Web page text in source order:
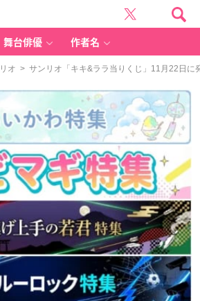
舞台俳優 作者名
オ > サンリオ「キキ&ララ当りくじ」11月22日に